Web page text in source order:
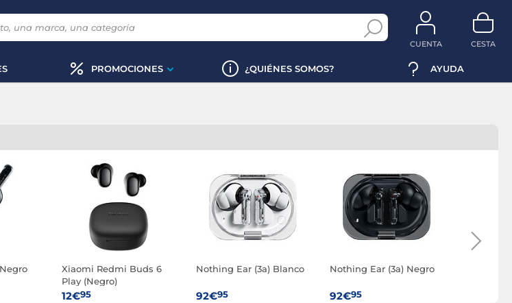
CUENTA CESTA
PROMOCIONES ¿QUIÉNES SOMOS? AYUDA
Xiaomi Redmi Buds 6
Play (Negro)
12€95
Nothing Ear (3a) Blanco
92€95
Nothing Ear (3a) Negro
92€95